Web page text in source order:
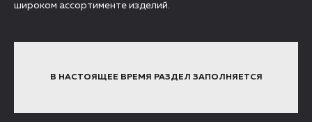
широком ассортименте изделий.
В НАСТОЯЩЕЕ ВРЕМЯ РАЗДЕЛ ЗАПОЛНЯЕТСЯ